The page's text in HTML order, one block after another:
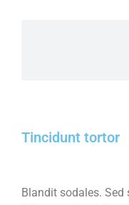
Tincidunt tortor
Blandit sodales.